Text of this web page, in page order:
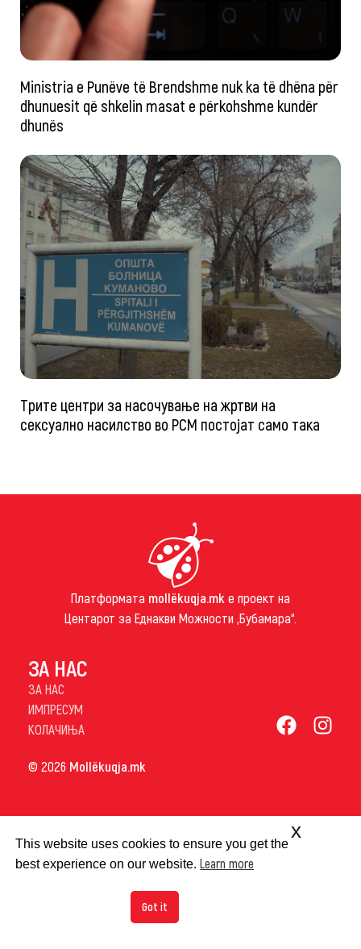
Ministria e Punëve të Brendshme nuk ka të dhëna për
dhunuesit që shkelin masat e përkohshme kundër
dhunës
Трите центри за насочување на жртви на
сексуално насилство во РСМ постојат само така
Платформата mollëkuqja.mk е проект на
Центарот за Еднакви Можности „Бубамара“.
ЗА НАС
ЗА НАС
ИМПРЕСУМ
КОЛАЧИЊА
© 2026 Mollëkuqja.mk
This website uses cookies to ensure you get the
best experience on our website. Learn more
Got it
x